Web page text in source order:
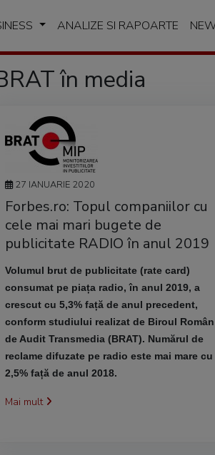
ANALIZE SI RAPOARTE
în media
27 IANUARIE 2020
Forbes.ro: Topul companiilor cu
cele mai mari bugete de
publicitate RADIO în anul 2019
Volumul brut de publicitate (rate card)
consumat pe piața radio, în anul 2019, a
crescut cu 5,3% față de anul precedent,
conform studiului realizat de Biroul Român
de Audit Transmedia (BRAT). Numărul de
reclame difuzate pe radio este mai mare cu
2,5% față de anul 2018.
Mai mult